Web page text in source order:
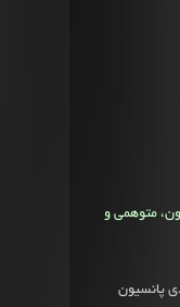
متوهمی و
پانسیون